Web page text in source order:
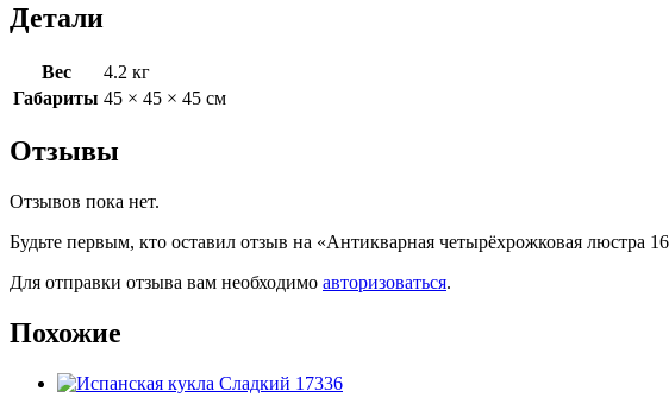
Детали
Вес
4.2 кг
Габариты 45 × 45 × 45 см
Отзывы
Отзывов пока нет.
Будьте первым, кто оставил отзыв на «Антикварная четырёхрожковая люстра
Для отправки отзыва вам необходимо авторизоваться.
Похожие